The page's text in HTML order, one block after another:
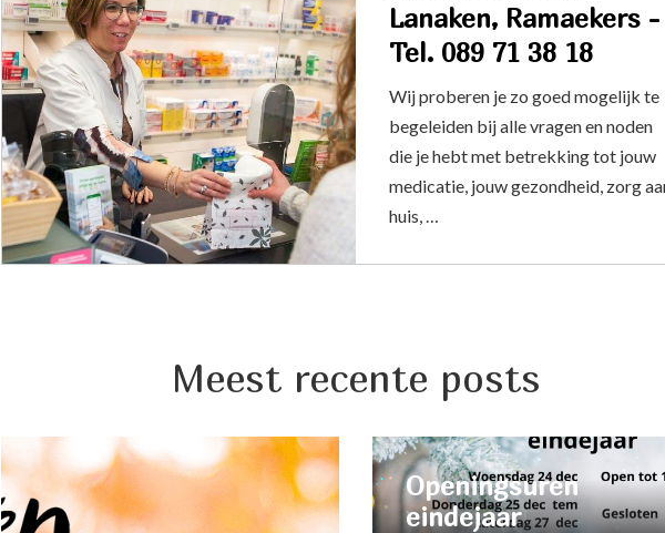
Lanaken, Ramaekers -
Tel. 089 71 38 18
Wij proberen je zo goed mogelijk te
begeleiden bij alle vragen en noden
die je hebt met betrekking tot jouw
medicatie, jouw gezondheid, zorg
huis, …
Meest recente posts
Openingsuren
eindejaar